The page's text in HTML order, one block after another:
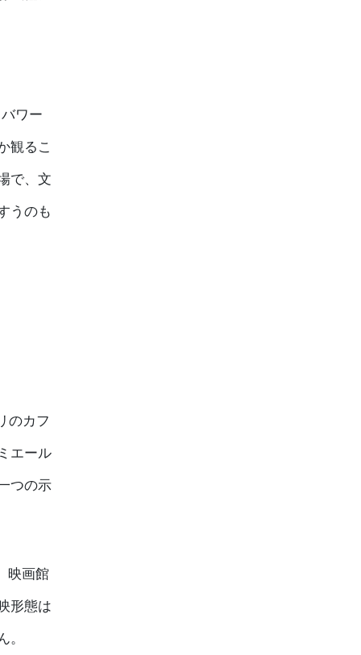
ワー
観るこ
で、文
うのも
のカフ
エール
つの示
映画館
形態は
。